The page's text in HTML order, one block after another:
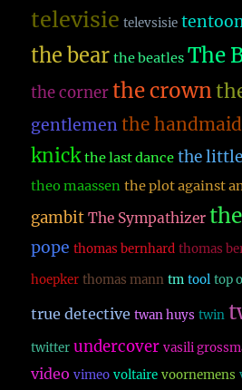
televisie televsisie
the bear the beatles The
the corner the crown
gentlemen the
knick the last dance the
theo maassen the plot against
gambit The Sympathizer
pope thomas bernhard thomas
hoepker thomas mann tm tool top
true detective twan huys twin
twitter undercover vasili
video vimeo voltaire voornemens